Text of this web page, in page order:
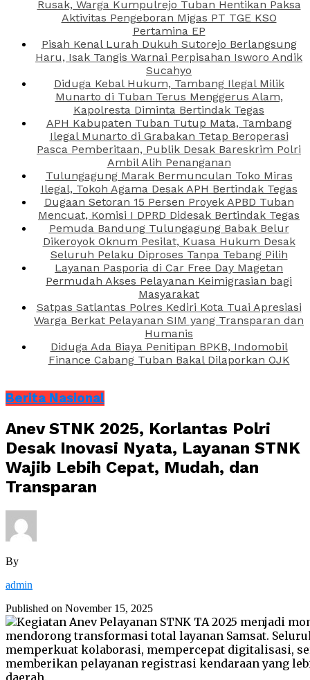
Rusak, Warga Kumpulrejo Tuban Hentikan Paksa
Aktivitas Pengeboran Migas PT TGE KSO
Pertamina EP
Pisah Kenal Lurah Dukuh Sutorejo Berlangsung
Haru, Isak Tangis Warnai Perpisahan Isworo Andik
Sucahyo
Diduga Kebal Hukum, Tambang Ilegal Milik
Munarto di Tuban Terus Menggerus Alam,
Kapolresta Diminta Bertindak Tegas
APH Kabupaten Tuban Tutup Mata, Tambang
Ilegal Munarto di Grabakan Tetap Beroperasi
Pasca Pemberitaan, Publik Desak Bareskrim Polri
Ambil Alih Penanganan
Tulungagung Marak Bermunculan Toko Miras
Ilegal, Tokoh Agama Desak APH Bertindak Tegas
Dugaan Setoran 15 Persen Proyek APBD Tuban
Mencuat, Komisi I DPRD Didesak Bertindak Tegas
Pemuda Bandung Tulungagung Babak Belur
Dikeroyok Oknum Pesilat, Kuasa Hukum Desak
Seluruh Pelaku Diproses Tanpa Tebang Pilih
Layanan Pasporia di Car Free Day Magetan
Permudah Akses Pelayanan Keimigrasian bagi
Masyarakat
Satpas Satlantas Polres Kediri Kota Tuai Apresiasi
Warga Berkat Pelayanan SIM yang Transparan dan
Humanis
Diduga Ada Biaya Penitipan BPKB, Indomobil
Finance Cabang Tuban Bakal Dilaporkan OJK
Berita Nasional
Anev STNK 2025, Korlantas Polri
Desak Inovasi Nyata, Layanan STNK
Wajib Lebih Cepat, Mudah, dan
Transparan
By
admin
Published on November 15, 2025